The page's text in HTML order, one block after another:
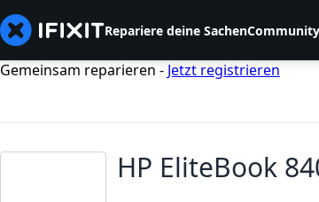
Repariere deine SachenCommunity
Gemeinsam reparieren - Jetzt registrieren
HP EliteBook